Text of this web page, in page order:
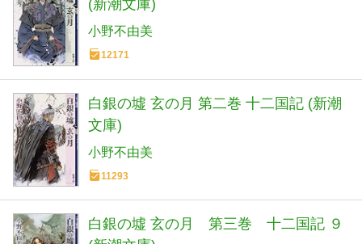
(新潮文庫)
小野不由美
12171
白銀の墟 玄の月 第二巻 十二国記 (新潮
文庫)
小野不由美
11293
白銀の墟 玄の月 第三巻 十二国記 ９